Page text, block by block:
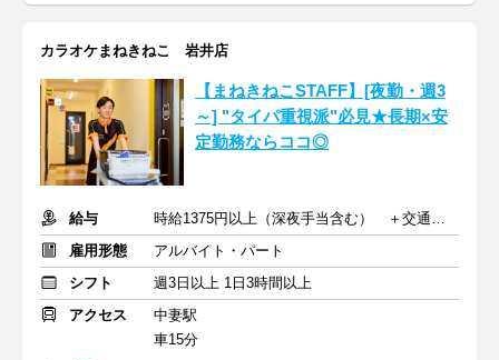
カラオケまねきねこ 岩井店
【まねきねこSTAFF】[夜勤・週3
～] "タイパ重視派"必見★長期×安
定勤務ならココ◎
給与
時給1375円以上（深夜手当含む） ＋交通費支給
雇用形態
アルバイト・パート
シフト
週3日以上 1日3時間以上
アクセス
中妻駅
車15分